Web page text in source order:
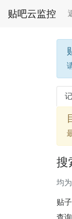
贴吧云监控
搜
均
贴
查